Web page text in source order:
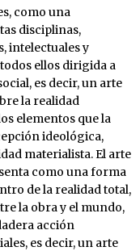
como una
disciplinas,
intelectuales y
ellos dirigida a
es decir, un arte
la realidad
elementos que la
ideológica,
materialista. El arte
como una forma
de la realidad total,
la obra y el mundo,
acción
es decir, un arte